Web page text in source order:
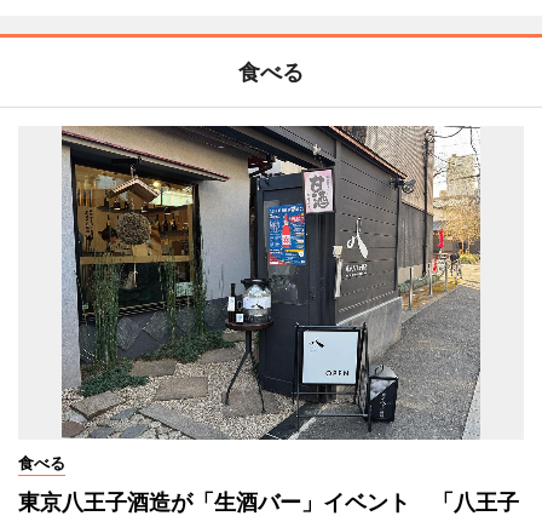
食べる
食べる
東京八王子酒造が「生酒バー」イベント 「八王子